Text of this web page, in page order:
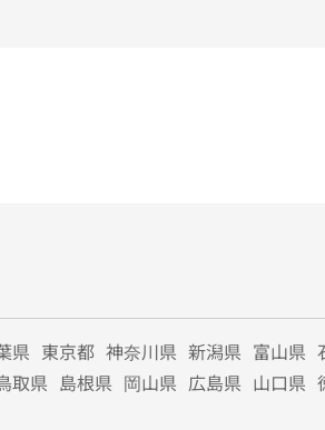
県 東京都 神奈川県 新潟県 富山県
取県 島根県 岡山県 広島県 山口県